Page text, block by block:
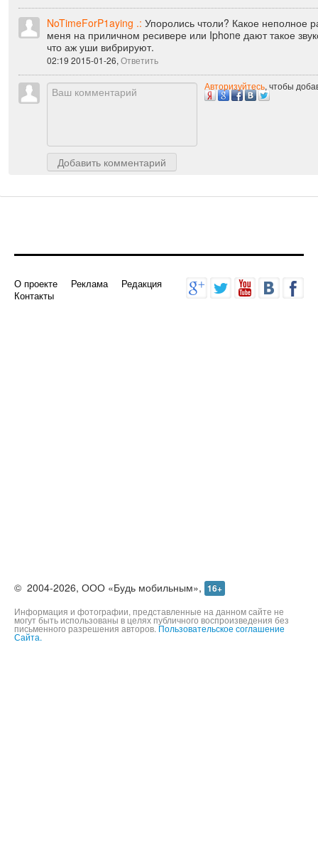
19:12 2014-06-09,
NoTimeForP1aying .:Упоролись чтоли? Какое неполное
меня на приличном ресивере или Iphone дают такое
02:19 2015-01-26,Ответить
©2004-2026,ООО «Будь мобильным», 16+
Информация и фотографии, представленные на данном сайте не
могут быть использованы в целях публичного воспроизведения без